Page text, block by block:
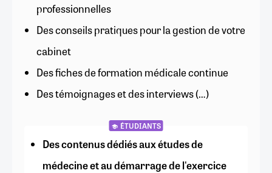
professionnelles
Des conseils pratiques pour la gestion de votre
cabinet
Des fiches de formation médicale continue
Des témoignages et des interviews (…)
ÉTUDIANTS
Des contenus dédiés aux études de
médecine et au démarrage de l'exercice